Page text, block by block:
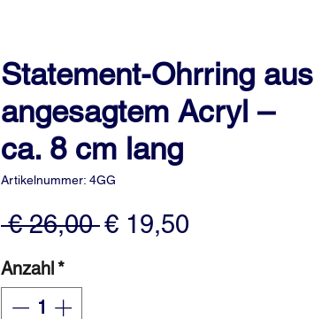
Statement-Ohrring aus
angesagtem Acryl –
ca. 8 cm lang
Artikelnummer: 4GG
€ 26,00 Standardpreis
€ 19,50
Anzahl*